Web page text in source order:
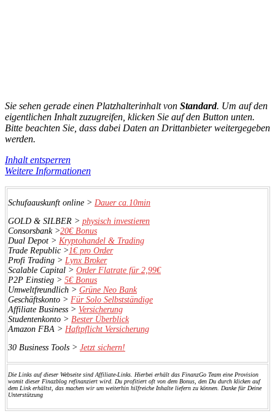
Sie sehen gerade einen Platzhalterinhalt von Standard. Um auf den
eigentlichen Inhalt zuzugreifen, klicken Sie auf den Button unten.
Bitte beachten Sie, dass dabei Daten an Drittanbieter weitergegeben
werden.
Inhalt entsperren
Weitere Informationen
Schufaauskunft online > Dauer ca.10min
GOLD & SILBER > physisch investieren
Consorsbank >20€ Bonus
Dual Depot > Kryptohandel & Trading
Trade Republic > 1€ pro Order
Profi Trading > Lynx Broker
Scalable Capital > Order Flatrate für 2,99€
P2P Einstieg > 5€ Bonus
Umweltfreundlich > Grüne Neo Bank
Geschäftskonto > Für Solo Selbstständige
Affiliate Business > Versicherung
Studentenkonto > Bester Überblick
Amazon FBA > Haftpflicht Versicherung
30 Business Tools > Jetzt sichern!
Die Links auf dieser Webseite sind Affiliate-Links. Hierbei erhält das FinanzGo Team eine Provision
womit dieser Finazblog refinanziert wird. Du profitiert oft von dem Bonus, den Du durch klicken auf
dem Link erhältst, das machen wir um weiterhin hilfreiche Inhalte liefern zu können. Danke für Deine
Unterstützung